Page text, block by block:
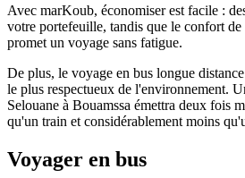
Avec marKoub, économiser est facile :
votre portefeuille, tandis que le confort de
promet un voyage sans fatigue.
De plus, le voyage en bus longue
le plus respectueux de l'environnement.
Selouane à Bouamssa émettra deux fois
qu'un train et considérablement moins
Voyager en bus